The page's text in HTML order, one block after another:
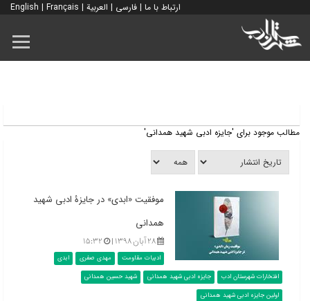
ارتباط با ما | فارسی | العربية |
English | Français
مطالب موجود برای 'جایزه ادبی شهید همدانی'
موفقیت «ابدی» در جایزۀ ادبی شهید
همدانی
۲۸ آبان ۱۳۹۸ | ۱۵:۳۲
ادبیات مقاومت مهدی صفری
ابدی
افتخارات شهرستان ادب
جایزه ادبی شهید همدانی
شهید حسین همدانی
اولین جایزه ادبی شهید همدانی